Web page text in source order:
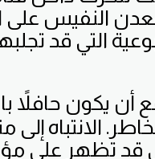
للمعدن النفيس
التي قد تجلبها
أن يكون حافلاً
الانتباه
قد تظهر على